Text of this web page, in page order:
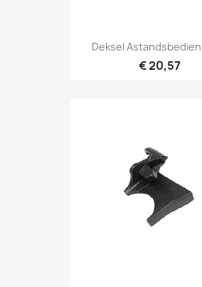
Deksel
€ 20,57